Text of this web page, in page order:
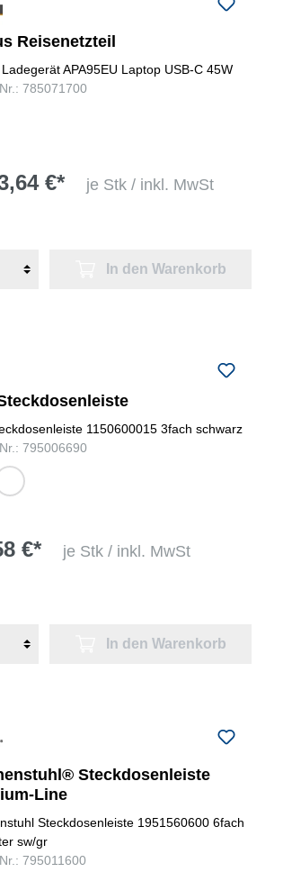
Nummer bei uns:
0
Reisenetzteil
APA95EU Laptop USB-C 45W
785071700
€* je Stk / inkl. MwSt
In den Warenkorb
1150600015 3fach schwarz
795006690
€* je Stk / inkl. MwSt
In den Warenkorb
Steckdosenleiste
Line
Steckdosenleiste 1951560600 6fach
sw/gr
795011600